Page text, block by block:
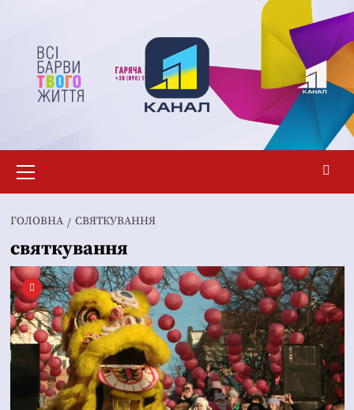
вмісту
меню
ГОЛОВНА СВЯТКУВАННЯ
святкування